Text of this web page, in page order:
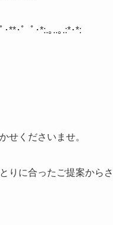
･**･゜ﾟ･*:.｡ ..｡ .:*･*:
せくださいませ。
りに合ったご提案から